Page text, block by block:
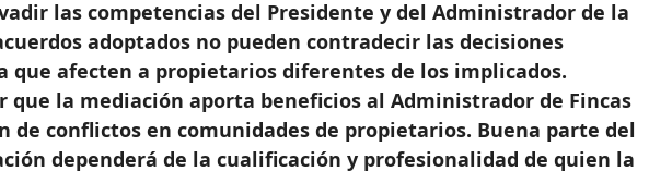
las competencias del Presidente y del Administrador de la
adoptados no pueden contradecir las decisiones
que afecten a propietarios diferentes de los implicados.
que la mediación aporta beneficios al Administrador de Fincas
de conflictos en comunidades de propietarios. Buena parte del
dependerá de la cualificación y profesionalidad de quien la